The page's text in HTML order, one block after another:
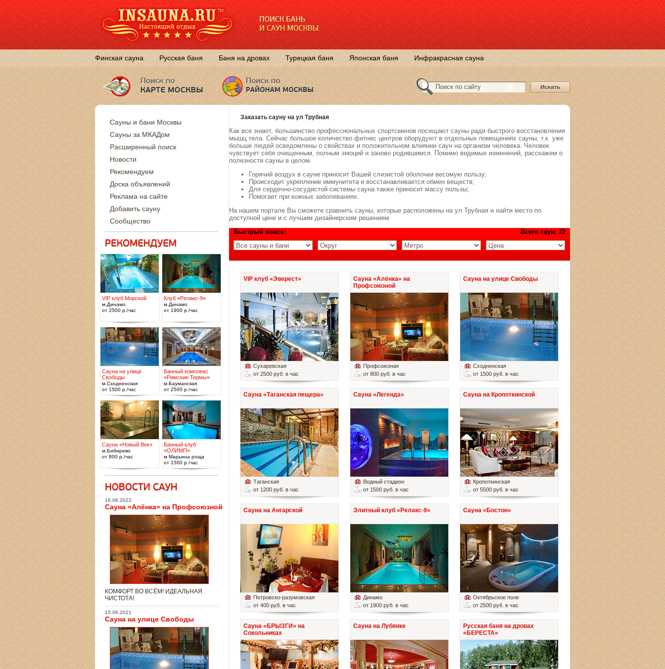
Финская сауна Русская баня Баня на дровах Турецкая баня Японская баня Инфракрасная сауна
Заказать сауну на ул Трубная
Как все знают, большинство профессиональных спортсменов посещают сауны ради быстрого восстановления
мышц тела. Сейчас большое количество фитнес центров оборудуют в отдельных помещениях сауны, т.к. уже
больше людей осведомлены о свойствах и положительном влиянии саун на организм человека. Человек
чувствует себя очищенным, полным эмоций и заново родившимся. Помимо видимых изменений, расскажем о
полезности сауны в целом.
Горячий воздух в сауне приносит Вашей слизистой оболочки весомую пользу;
Происходит укрепление иммунитета и восстанавливается обмен веществ;
Для сердечно-сосудистой системы сауна также приносит массу пользы;
Помогает при кожных заболеваниях.
На нашем портале Вы сможете сравнить сауны, которые расположены на ул Трубная и найти место по
доступной цене и с лучшим дизайнерским решением.
Всего саун: 72
Быстрый поиск:
VIP клуб «Эверест»
Сухаревская
от 2500 руб. в час
Сауна «Алёнка» на
Профсоюзной
Профсоюзная
от 800 руб. в час
Сауна на улице Свободы
Сходненская
от 1500 руб. в час
Сауна «Таганская пещера»
Таганская
от 1200 руб. в час
Сауна «Легенда»
Водный стадион
от 1500 руб. в час
Сауна на Кропоткинской
Кропоткинская
от 5500 руб. в час
Сауна на Ангарской
Петровско-разумовская
от 400 руб. в час
Элитный клуб «Релакс-9»
Динамо
от 1900 руб. в час
Сауна «Бостон»
Октябрьское поле
от 2500 руб. в час
Сауна «БРЫЗГИ» на
Сокольниках
Сауна на Лубянке
Русская баня на дровах
«БЕРЕСТА»
Сауны и бани Москвы
Сауны за МКАДом
Расширенный поиск
Новости
Рекомендуем
Доска объявлений
Реклама на сайте
Добавить сауну
Сообщество
VIP клуб Морской
м.Динамо
от 2500 р./час
Клуб «Релакс-9»
м.Динамо
от 1900 р./час
Сауна на улице
Свободы
м.Сходненская
от 1500 р./час
Банный комплекс
«Римские Термы»
м.Бауманская
от 2500 р./час
Сауна «Новый Век»
м.Бибирево
от 800 р./час
Банный клуб
«ОЛИМП»
м.Марьина роща
от 1500 р./час
16.06.2022
Сауна «Алёнка» на Профсоюзной
КОМФОРТ ВО ВСЁМ! ИДЕАЛЬНАЯ
ЧИСТОТА!
15.06.2021
Сауна на улице Свободы